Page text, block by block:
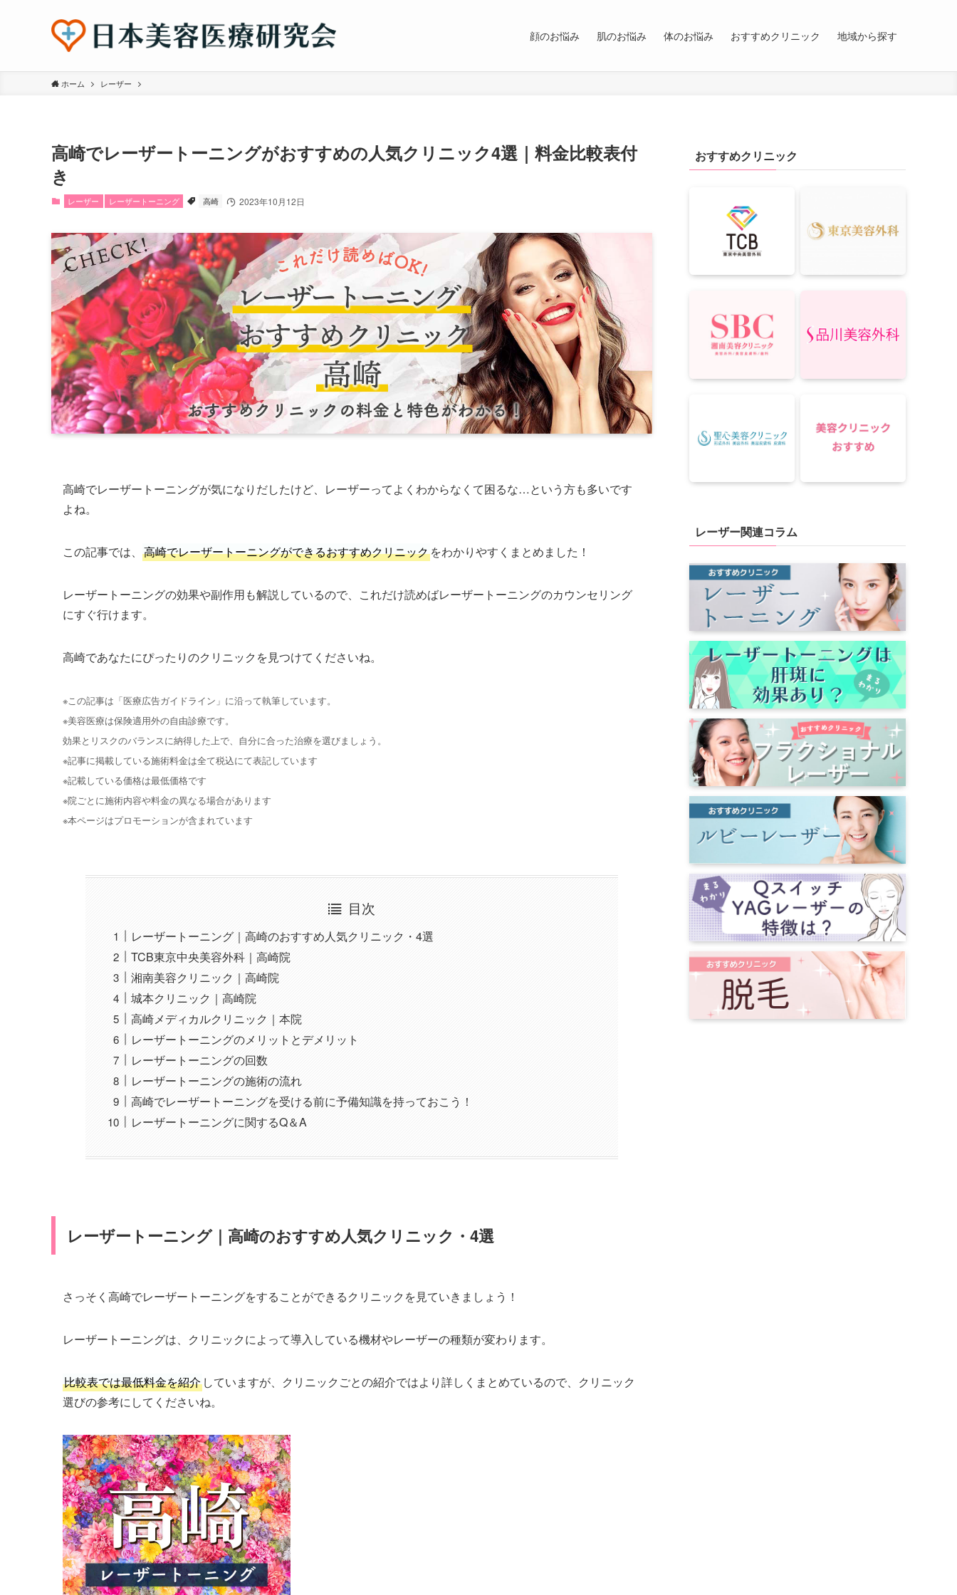
顔のお悩み 肌のお悩み 体のお悩み おすすめクリニック 地域から探す
ホーム レーザー
高崎でレーザートーニングがおすすめの人気クリニック4選｜料金比較表付
き
レーザー レーザートーニング 高崎 2023年10月12日
高崎でレーザートーニングが気になりだしたけど、レーザーってよくわからなくて困るな…という方も多いです
よね。
この記事では、 高崎でレーザートーニングができるおすすめクリニックをわかりやすくまとめました！
レーザートーニングの効果や副作用も解説しているので、これだけ読めばレーザートーニングのカウンセリング
にすぐ行けます。
高崎であなたにぴったりのクリニックを見つけてくださいね。
※この記事は「医療広告ガイドライン」に沿って執筆しています。
※美容医療は保険適用外の自由診療です。
効果とリスクのバランスに納得した上で、自分に合った治療を選びましょう。
※記事に掲載している施術料金は全て税込にて表記しています
※記載している価格は最低価格です
※院ごとに施術内容や料金の異なる場合があります
※本ページはプロモーションが含まれています
目次
レーザートーニング｜高崎のおすすめ人気クリニック・4選
TCB東京中央美容外科｜高崎院
湘南美容クリニック｜高崎院
城本クリニック｜高崎院
高崎メディカルクリニック｜本院
レーザートーニングのメリットとデメリット
レーザートーニングの回数
レーザートーニングの施術の流れ
高崎でレーザートーニングを受ける前に予備知識を持っておこう！
レーザートーニングに関するQ＆A
レーザートーニング｜高崎のおすすめ人気クリニック・4選
さっそく高崎でレーザートーニングをすることができるクリニックを見ていきましょう！
レーザートーニングは、クリニックによって導入している機材やレーザーの種類が変わります。
比較表では最低料金を紹介 していますが、クリニックごとの紹介ではより詳しくまとめているので、クリニック
選びの参考にしてくださいね。
おすすめクリニック
レーザー関連コラム